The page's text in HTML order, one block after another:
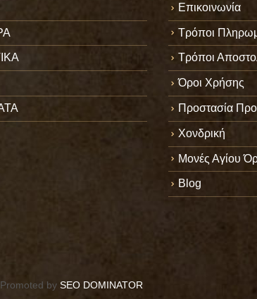
Επικοινωνία
Τρόποι
Τρόποι
Όροι Χρήσης
Προστασία
Χονδρική
Μονές Αγίου
Blog
Promoted by SEO DOMINATOR